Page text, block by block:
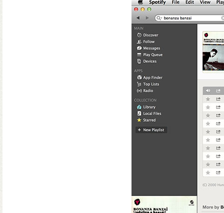
WiiM Mini Hi-Fi
- Natív 24-bit/192 kHz
- DLNA és AirPlay (2),
- Spotify, Tidal, Deezer, Amazon
- 802.11a/b/g/n/ac Wi-Fi 2,4/5
- Okosotthon-kompatibilitás